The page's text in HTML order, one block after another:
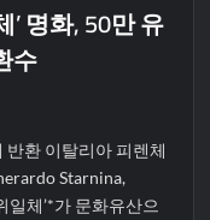
명화, 50만 유
수
반환 이탈리아 피렌체
Starnina,
일체’*가 문화유산으